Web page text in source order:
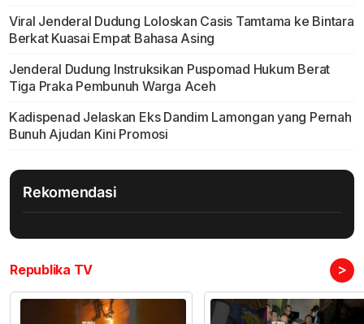
Viral Jenderal Dudung Loloskan Casis Tamtama ke Bintara
Berkat Kuasai Empat Bahasa Asing
Jenderal Dudung Instruksikan Puspomad Hukum Berat
Tiga Praka Pembunuh Warga Aceh
Kadispenad Jelaskan Eks Dandim Lamongan yang Pernah
Bunuh Ajudan Kini Promosi
Rekomendasi
Republika TV >